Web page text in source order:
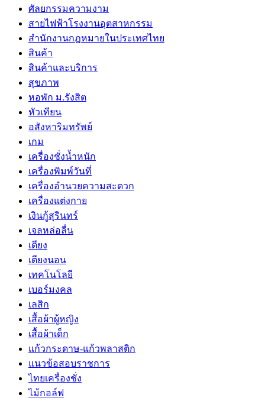
ศัลยกรรมความงาม
สายไฟฟ้าโรงงานอุตสาหกรรม
สำนักงานกฎหมายในประเทศไทย
สินค้า
สินค้าและบริการ
สุขภาพ
หอพัก ม.รังสิต
หัวเทียน
อสังหาริมทรัพย์
เกม
เครื่องชั่งน้ำหนัก
เครื่องพิมพ์วันที่
เครื่องอำนวยความสะดวก
เครื่องแต่งกาย
เงินกู้สุรินทร์
เจลหล่อลื่น
เตียง
เตียงนอน
เทคโนโลยี
เบอร์มงคล
เลสิก
เสื้อผ้าผู้หญิง
เสื้อผ้าเด็ก
แก้วกระดาษ-แก้วพลาสติก
แนวข้อสอบราชการ
ไทยเครื่องชั่ง
ไม้กอล์ฟ